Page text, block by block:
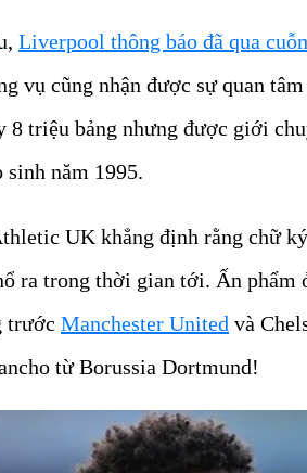
Liverpool thông báo đã qua
vụ cũng nhận được sự quan
8 triệu bảng nhưng được giới
sinh năm 1995.
UK khẳng định rằng chữ
ra trong thời gian tới. Ấn phẩm
trước Manchester United và
từ Borussia Dortmund!